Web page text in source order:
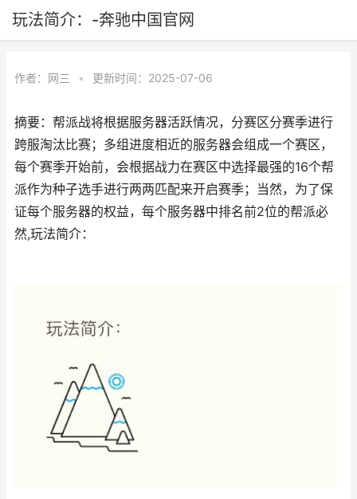
玩法简介：-奔驰中国官网
作者： 网三 • 更新时间：2025-07-06
摘要：帮派战将根据服务器活跃情况，分赛区分赛季进行
跨服淘汰比赛；多组进度相近的服务器会组成一个赛区，
每个赛季开始前，会根据战力在赛区中选择最强的16个帮
派作为种子选手进行两两匹配来开启赛季；当然，为了保
证每个服务器的权益，每个服务器中排名前2位的帮派必
然,玩法简介：